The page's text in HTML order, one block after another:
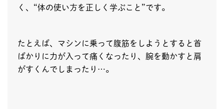
く、“体の使い方を正しく学ぶこと”です。
たとえば、マシンに乗って腹筋をしようとすると首
ばかりに力が入って痛くなったり、腕を動かすと肩
がすくんでしまったり…。